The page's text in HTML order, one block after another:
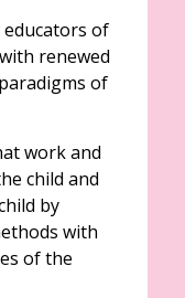
of
renewed
of
work and
child and
by
with
of the